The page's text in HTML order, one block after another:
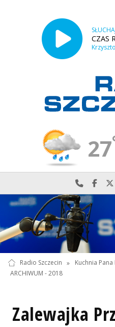
CZAS
27
Radio Szczecin » Kuchnia
ARCHIWUM - 2018
Zalewajka